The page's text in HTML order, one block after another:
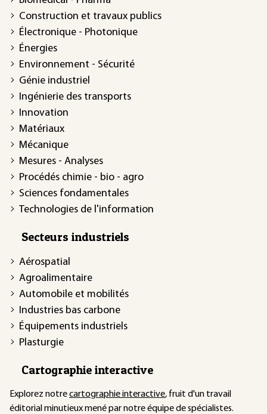
Construction et travaux publics
Électronique - Photonique
Énergies
Environnement - Sécurité
Génie industriel
Ingénierie des transports
Innovation
Matériaux
Mécanique
Mesures - Analyses
Procédés chimie - bio - agro
Sciences fondamentales
Technologies de l'information
Secteurs industriels
Aérospatial
Agroalimentaire
Automobile et mobilités
Industries bas carbone
Équipements industriels
Plasturgie
Cartographie interactive
Explorez notrecartographie interactive, fruit d'un travail
éditorial minutieux mené par notre équipe de spécialistes.